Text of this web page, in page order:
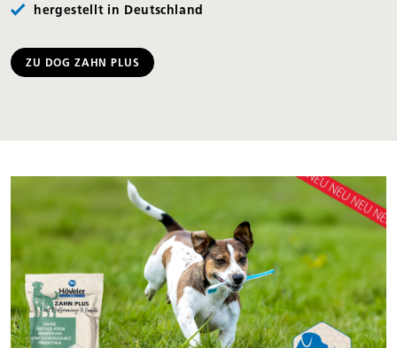
hergestellt in Deutschland
ZU DOG ZAHN PLUS